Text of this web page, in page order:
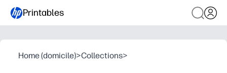
Printables
Home (domicile)>Collections>